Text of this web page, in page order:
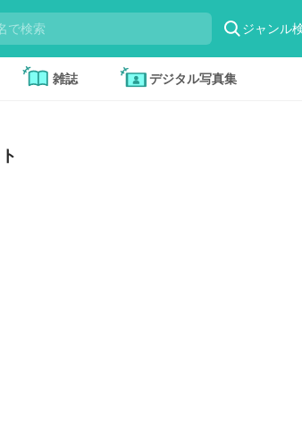
ジャンル
雑誌 デジタル写真集